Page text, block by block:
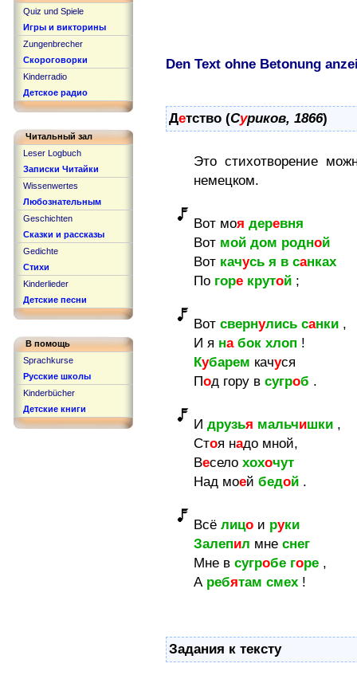
Den Text ohne Betonung
Детство (Суриков, 1866)
Это стихотворение
немецком.
Вот моя деревня
Вот мой дом родной
Вот качусь я в санках
По горе крутой ;
Вот свернулись санки ,
И я набок хлоп !
Кубарем качуся
Под гору в сугроб .
И друзья мальчишки ,
Стоя надо мной,
Весело хохочут
Над моей бедой .
Всё лицо и руки
Залепил мне снег
Мне в сугробе горе ,
А ребятам смех !
Задания к тексту
Quiz und Spiele
Игры и викторины
Zungenbrecher
Скороговорки
Kinderradio
Детское радио
Читальный зал
Leser Logbuch
Записки Читайки
Wissenwertes
Любознательным
Geschichten
Сказки и рассказы
Gedichte
Стихи
Kinderlieder
Детские песни
В помощь
Sprachkurse
Русские школы
Kinderbücher
Детские книги